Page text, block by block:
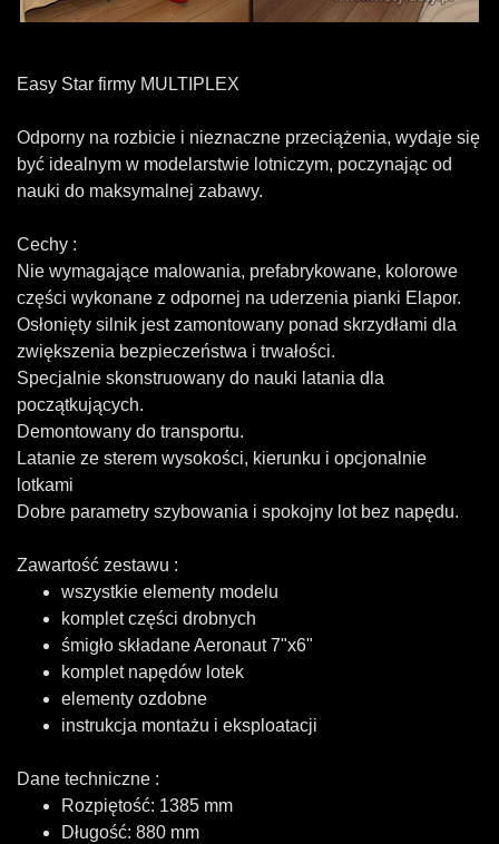
Easy Star firmy MULTIPLEX
Odporny na rozbicie i nieznaczne przeciążenia, wydaje się
być idealnym w modelarstwie lotniczym, poczynając od
nauki do maksymalnej zabawy.
Cechy :
Nie wymagające malowania, prefabrykowane, kolorowe
części wykonane z odpornej na uderzenia pianki Elapor.
Osłonięty silnik jest zamontowany ponad skrzydłami dla
zwiększenia bezpieczeństwa i trwałości.
Specjalnie skonstruowany do nauki latania dla
początkujących.
Demontowany do transportu.
Latanie ze sterem wysokości, kierunku i opcjonalnie
lotkami
Dobre parametry szybowania i spokojny lot bez napędu.
Zawartość zestawu :
wszystkie elementy modelu
komplet części drobnych
śmigło składane Aeronaut 7"x6"
komplet napędów lotek
elementy ozdobne
instrukcja montażu i eksploatacji
Dane techniczne :
Rozpiętość: 1385 mm
Długość: 880 mm